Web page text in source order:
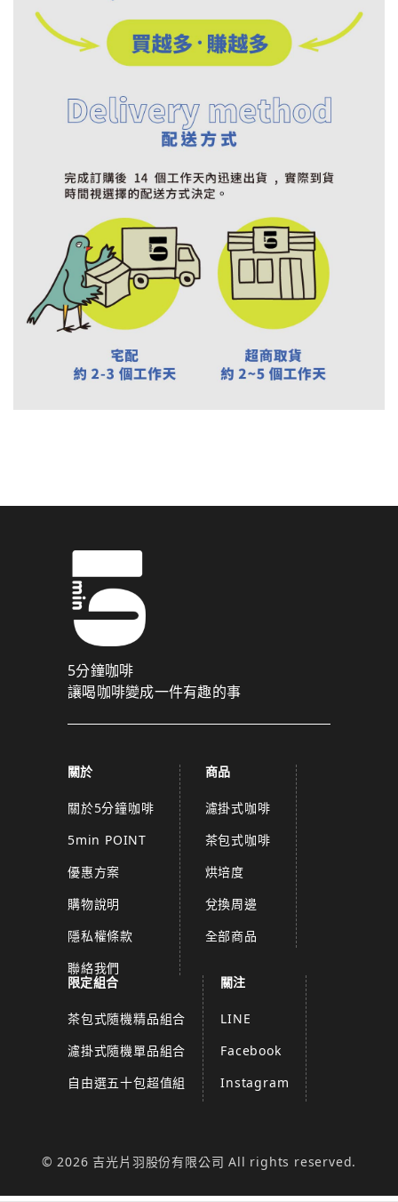
5分鐘咖啡
讓喝咖啡變成一件有趣的事
關於
關於5分鐘咖啡
5min POINT
優惠方案
購物說明
隱私權條款
聯絡我們
商品
濾掛式咖啡
茶包式咖啡
烘培度
兌換周邊
全部商品
限定組合
茶包式隨機精品組合
濾掛式隨機單品組合
自由選五十包超值組
關注
LINE
Facebook
Instagram
© 2026 吉光片羽股份有限公司 All rights reserved.